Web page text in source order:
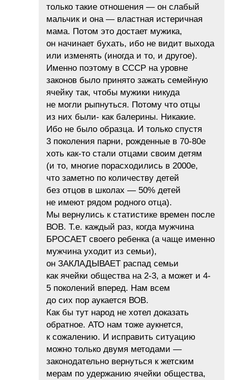
только такие отношения — он слабый
мальчик и она — властная истеричная
мама. Потом это достает мужика,
он начинает бухать, ибо не видит выхода
или изменять (иногда и то, и другое).
Именно поэтому в СССР на уровне
законов было принято зажать семейную
ячейку так, чтобы мужики никуда
не могли рыпнуться. Потому что отцы
из них были- как балерины. Никакие.
Ибо не было образца. И только спустя
3 поколения парни, рожденные в 70-80е
хоть как-то стали отцами своим детям
(и то, многие порасходились в 2000е,
что заметно по количеству детей
без отцов в школах — 50% детей
не имеют рядом родного отца).
Мы вернулись к статистике времен после
ВОВ. Т.е. каждый раз, когда мужчина
БРОСАЕТ своего ребенка (а чаще именно
мужчина уходит из семьи),
он ЗАКЛАДЫВАЕТ распад семьи
как ячейки общества на 2-3, а может и 4-
5 поколений вперед. Нам всем
до сих пор аукается ВОВ.
Как бы тут народ не хотел доказать
обратное. АТО нам тоже аукнется,
к сожалению. И исправить ситуацию
можно только двумя методами —
законодательно вернуться к жетским
мерам по удержанию ячейки общества,